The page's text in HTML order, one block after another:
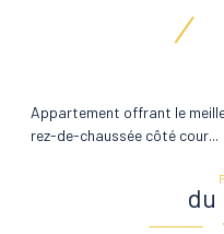
Appartement offrant le
rez-de-chaussée côté cour...
du